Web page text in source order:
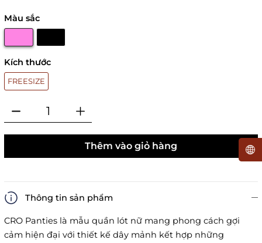
Màu sắc
Kích thước
FREESIZE
Thêm vào giỏ hàng
Thông tin sản phẩm
CRO Panties là mẫu quần lót nữ mang phong cách gợi
cảm hiện đại với thiết kế dây mảnh kết hợp những